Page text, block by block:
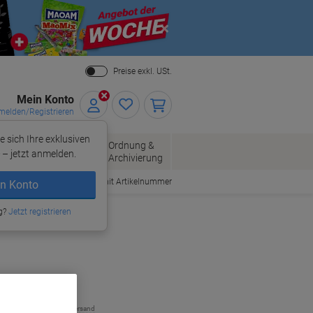
Close
Preise exkl. USt.
Mein Konto
Registrieren
sich Ihre exklusiven
jetzt anmelden.
Konto
Jetzt registrieren
Bürobedarf
Ordnung &
Archivierung
Bestellen mit Artikelnummer
zzgl. Versand